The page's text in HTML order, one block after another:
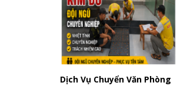
Dịch Vụ Chuyển Văn Phòng